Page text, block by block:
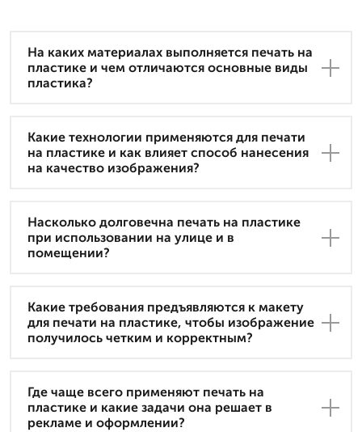
На каких материалах выполняется печать на
пластике и чем отличаются основные виды
пластика?
Какие технологии применяются для печати
на пластике и как влияет способ нанесения
на качество изображения?
Насколько долговечна печать на пластике
при использовании на улице и в
помещении?
Какие требования предъявляются к макету
для печати на пластике, чтобы изображение
получилось четким и корректным?
Где чаще всего применяют печать на
пластике и какие задачи она решает в
рекламе и оформлении?